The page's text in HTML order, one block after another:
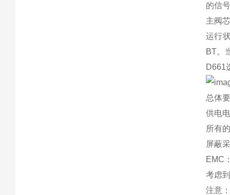
的信
主阀
运行
BT。
D661
总体
供电
所有
屏蔽
EMC
考虑
注意